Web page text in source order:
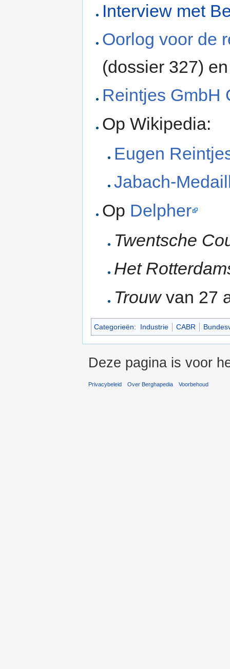
Interview met
Oorlog voor de
(dossier 327)
Reintjes GmbH
Op Wikipedia:
Eugen
Jabach-
Op Delpher
Twentsche
Het
Trouwvan 27
Categorieën: Industrie CABR
Deze pagina is voor
Privacybeleid Over Berghapedia Voorbehoud